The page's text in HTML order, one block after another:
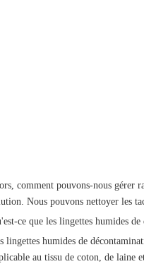
comment pouvons-nous gérer
Nous pouvons nettoyer les
ce que les lingettes humides
lingettes humides de
au tissu de coton, de laine